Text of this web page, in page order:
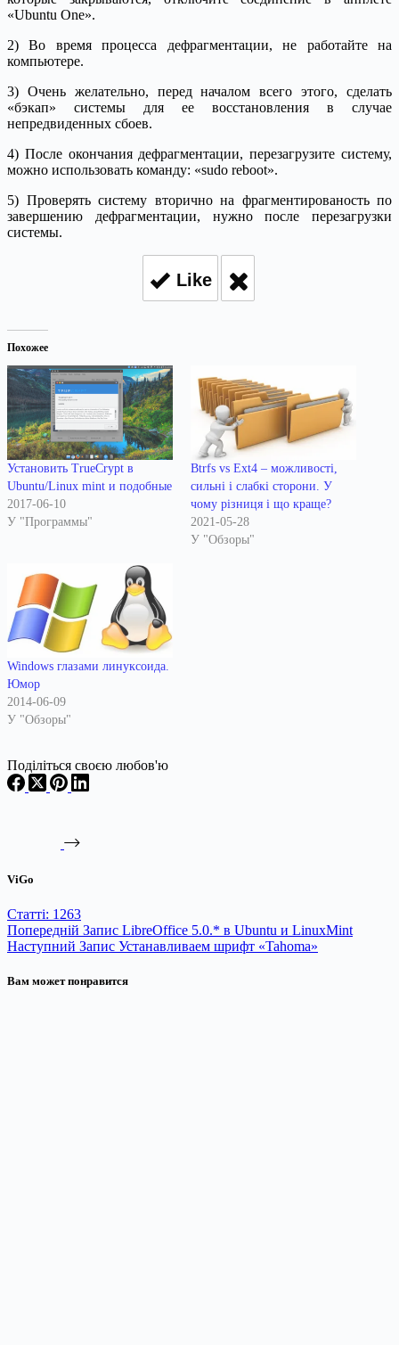
«Ubuntu One».
2) Во время процесса дефрагментации, не работайте на
компьютере.
3) Очень желательно, перед началом всего этого, сделать
«бэкап» системы для ее восстановления в случае
непредвиденных сбоев.
4) После окончания дефрагментации, перезагрузите систему,
можно использовать команду: «sudo reboot».
5) Проверять систему вторично на фрагментированость по
завершению дефрагментации, нужно после перезагрузки
системы.
Like
Похожее
Установить TrueCrypt в
Ubuntu/Linux mint и подобные
2017-06-10
У "Программы"
Btrfs vs Ext4 – можливості,
сильні і слабкі сторони. У
чому різниця і що краще?
2021-05-28
У "Обзоры"
Windows глазами линуксоида.
Юмор
2014-06-09
У "Обзоры"
Поділіться своєю любов'ю
ViGo
Статті: 1263
Попередній Запис LibreOffice 5.0.* в Ubuntu и LinuxMint
Наступний Запис Устанавливаем шрифт «Tahoma»
Вам может понравится